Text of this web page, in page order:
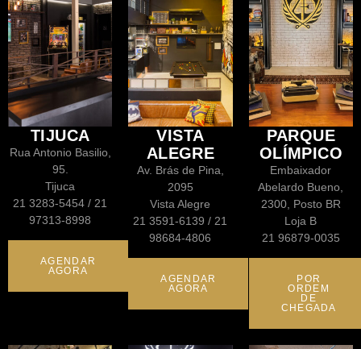
TIJUCA
Rua Antonio Basilio,
95.
Tijuca
21 3283-5454 / 21
97313-8998
AGENDAR
AGORA
VISTA
ALEGRE
Av. Brás de Pina,
2095
Vista Alegre
21 3591-6139 / 21
98684-4806
AGENDAR
AGORA
PARQUE
OLÍMPICO
Embaixador
Abelardo Bueno,
2300, Posto BR
Loja B
21 96879-0035
POR
ORDEM
DE
CHEGADA